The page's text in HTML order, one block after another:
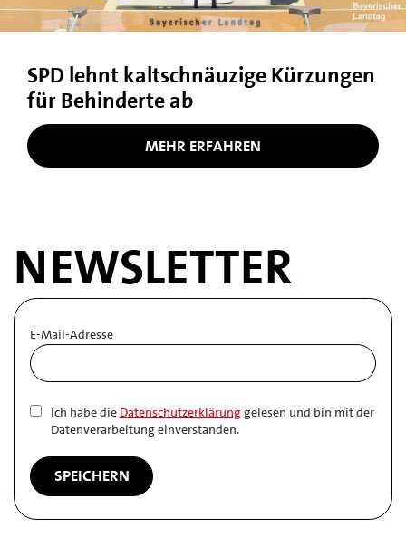
SPD lehnt kaltschnäuzige Kürzungen
für Behinderte ab
MEHR ERFAHREN
NEWSLETTER
E-Mail-Adresse
Ich habe die Datenschutzerklärung gelesen und bin mit der
Datenverarbeitung einverstanden.